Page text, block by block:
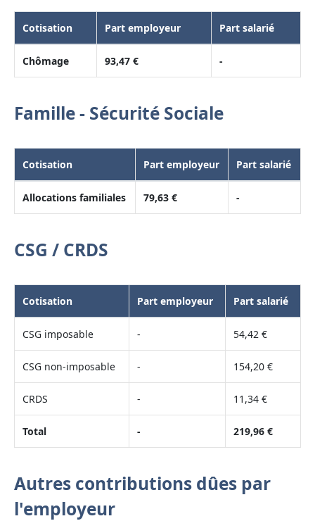
Cotisation Part employeur Part salarié
Chômage 93,47 € -
Famille - Sécurité Sociale
Cotisation Part employeur Part salarié
Allocations familiales 79,63 € -
CSG / CRDS
Cotisation Part employeur Part salarié
CSG imposable - 54,42 €
CSG non-imposable - 154,20 €
CRDS - 11,34 €
Total - 219,96 €
Autres contributions dûes par
l'employeur